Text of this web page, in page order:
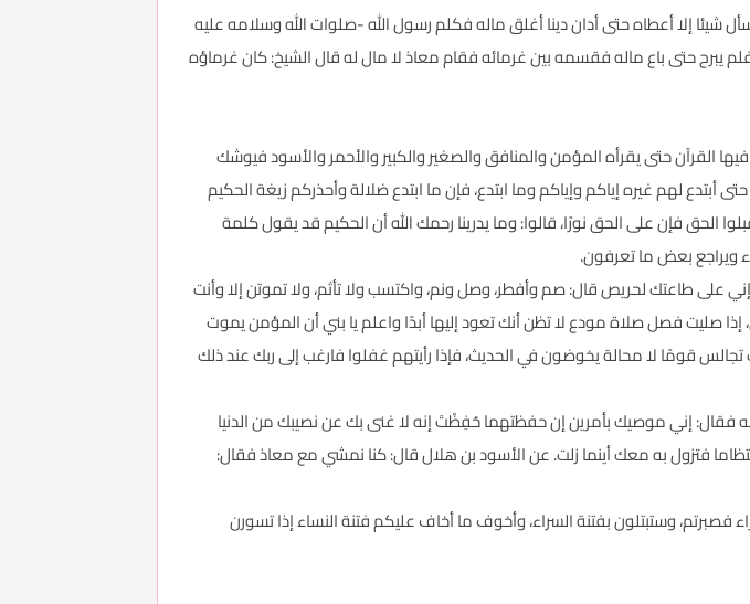
إلا أعطاه حتى أدان دينا أغلق ماله فكلم رسول الله -صلوات الله وسلامه عليه
يبرح حتى باع ماله فقسمه بين غرمائه فقام معاذ لا مال له قال الشيخ: كان غرماؤه
القرآن حتى يقرأه المؤمن والمنافق والصغير والكبير والأحمر والأسود فيوشك
أبتدع لهم غيره إياكم وإياكم وما ابتدع، فإن ما ابتدع ضلالة وأحذركم زيغة الحكيم
فإن على الحق نورًا، قالوا: وما يدرينا رحمك الله أن الحكيم قد يقول كلمة
ويراجع بعض ما تعرفون.
طاعتك لحريص قال: صم وأفطر، وصل ونم، واكتسب ولا تأثم، ولا تموتن إلا وأنت
صليت فصل صلاة مودع لا تظن أنك تعود إليها أبدًا واعلم يا بني أن المؤمن يموت
قومًا لا محالة يخوضون في الحديث، فإذا رأيتهم غفلوا فارغب إلى ربك عند ذلك
إني موصيك بأمرين إن حفظتهما حُفِظْتَ إنه لا غنى بك عن نصيبك من الدنيا
فتزول به معك أينما زلت. عن الأسود بن هلال قال: كنا نمشي مع معاذ فقال:
وستبتلون بفتنة السراء، وأخوف ما أخاف عليكم فتنة النساء إذا تسورن